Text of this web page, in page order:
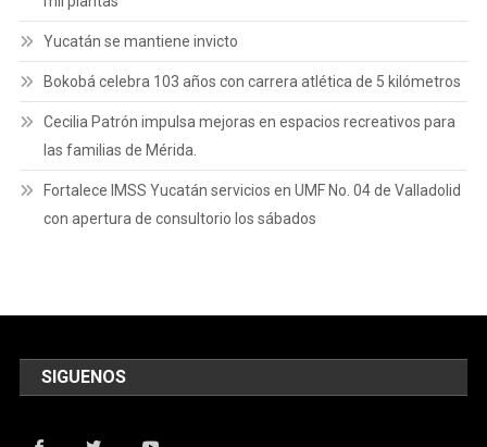
Yucatán se mantiene invicto
Bokobá celebra 103 años con carrera atlética de 5 kilómetros
Cecilia Patrón impulsa mejoras en espacios recreativos para
las familias de Mérida.
Fortalece IMSS Yucatán servicios en UMF No. 04 de Valladolid
con apertura de consultorio los sábados
SIGUENOS